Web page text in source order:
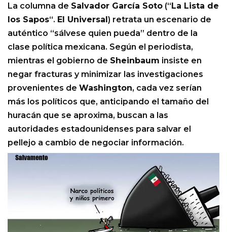
La columna de Salvador García Soto (“ La Lista de
los Sapos“. El Universal ) retrata un escenario de
auténtico “sálvese quien pueda” dentro de la
clase política mexicana. Según el periodista,
mientras el gobierno de Sheinbaum insiste en
negar fracturas y minimizar las investigaciones
provenientes de Washington, cada vez serían
más los políticos que, anticipando el tamaño del
huracán que se aproxima, buscan a las
autoridades estadounidenses para salvar el
pellejo a cambio de negociar información.